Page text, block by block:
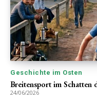
Geschichte im Osten
Breitensport im
24/06/2026